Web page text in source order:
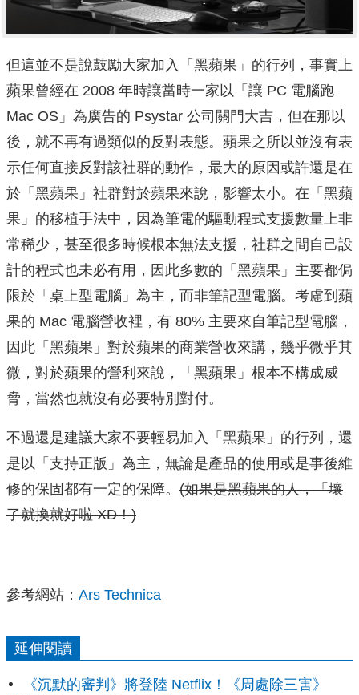
但這並不是說鼓勵大家加入「黑蘋果」的行列，事實上
蘋果曾經在 2008 年時讓當時一家以「讓 PC 電腦跑
Mac OS」為廣告的 Psystar 公司關門大吉，但在那以
後，就不再有過類似的反對表態。蘋果之所以並沒有表
示任何直接反對該社群的動作，最大的原因或許還是在
於「黑蘋果」社群對於蘋果來說，影響太小。在「黑蘋
果」的移植手法中，因為筆電的驅動程式支援數量上非
常稀少，甚至很多時候根本無法支援，社群之間自己設
計的程式也未必有用，因此多數的「黑蘋果」主要都侷
限於「桌上型電腦」為主，而非筆記型電腦。考慮到蘋
果的 Mac 電腦營收裡，有 80% 主要來自筆記型電腦，
因此「黑蘋果」對於蘋果的商業營收來講，幾乎微乎其
微，對於蘋果的營利來說，「黑蘋果」根本不構成威
脅，當然也就沒有必要特別對付。
不過還是建議大家不要輕易加入「黑蘋果」的行列，還
是以「支持正版」為主，無論是產品的使用或是事後維
修的保固都有一定的保障。 (如果是黑蘋果的人，「壞
了就換就好啦 XD！)
參考網站： Ars Technica
延伸閱讀
《沉默的審判》將登陸 Netflix！《周處除三害》